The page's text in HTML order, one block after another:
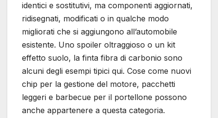
identici e sostitutivi, ma componenti aggiornati,
ridisegnati, modificati o in qualche modo
migliorati che si aggiungono all’automobile
esistente. Uno spoiler oltraggioso o un kit
effetto suolo, la finta fibra di carbonio sono
alcuni degli esempi tipici qui. Cose come nuovi
chip per la gestione del motore, pacchetti
leggeri e barbecue per il portellone possono
anche appartenere a questa categoria.